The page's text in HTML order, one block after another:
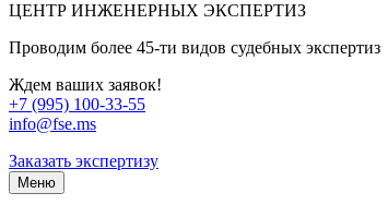
ЦЕНТР ИНЖЕНЕРНЫХ ЭКСПЕРТИЗ
Проводим более 45-ти видов судебных экспертиз
Ждем ваших заявок!
+7 (995) 100-33-55
info@fse.ms
Заказать экспертизу
Меню